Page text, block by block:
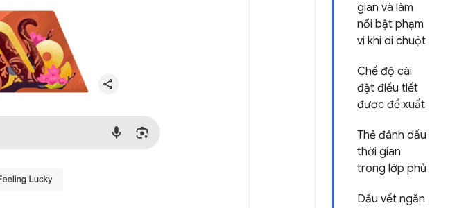
gian và làm
nổi bật phạm
vi khi di chuột
Chế độ cài
đặt điều tiết
được đề xuất
Thẻ đánh dấu
thời gian
trong lớp phủ
Dấu vết ngăn